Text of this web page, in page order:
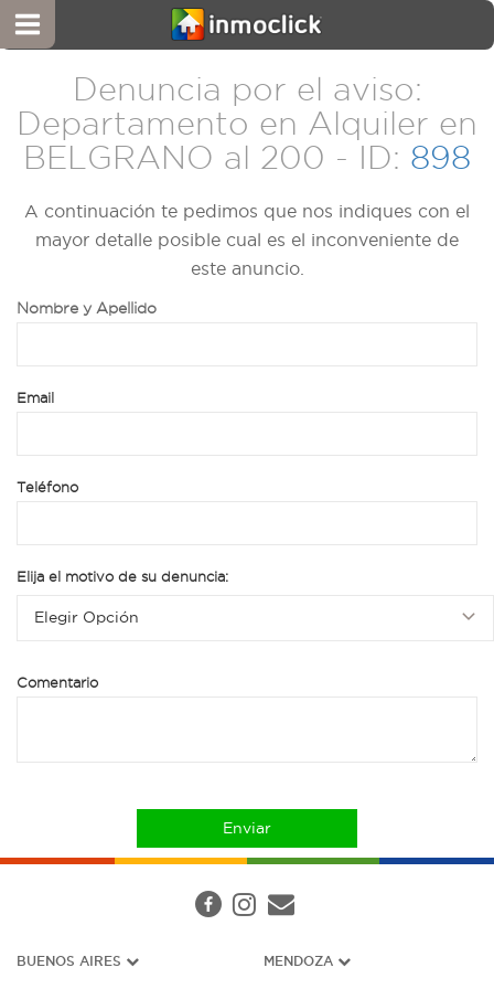
Denuncia por el aviso:
Departamento en Alquiler en
BELGRANO al 200 - ID: 898
A continuación te pedimos que nos indiques con el
mayor detalle posible cual es el inconveniente de
este anuncio.
Nombre y Apellido
Email
Teléfono
Elija el motivo de su denuncia:
Elegir Opción
Comentario
BUENOS AIRES MENDOZA